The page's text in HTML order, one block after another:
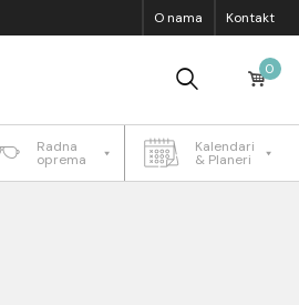
O nama Kontakt
0
Radna
oprema
Kalendari
& Planeri